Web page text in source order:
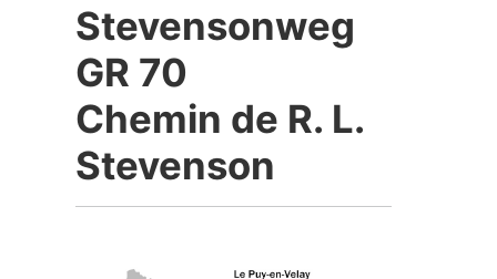
Stevensonweg
GR 70
Chemin de R. L.
Stevenson